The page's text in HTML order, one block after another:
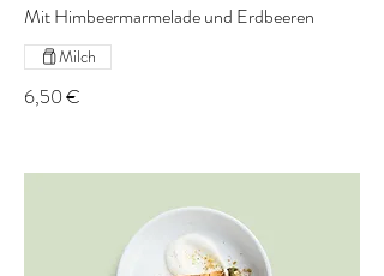
Mit Himbeermarmelade und Erdbeeren
6,50 €
Milch